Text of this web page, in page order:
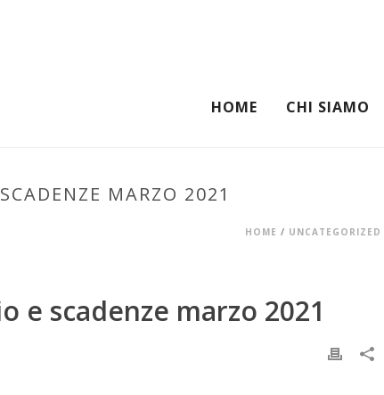
HOME CHI SIAMO
MARZO 2021
HOME / UNCATEGORIZED
e scadenze marzo 2021